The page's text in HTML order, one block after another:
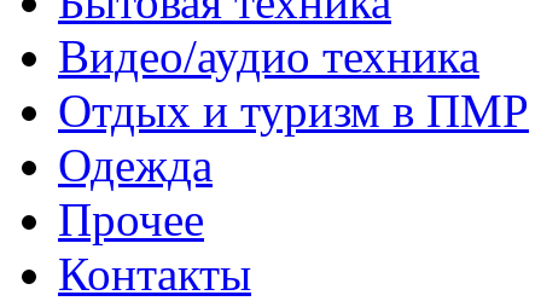
Видео/аудио техника
Отдых и туризм в ПМР
Одежда
Прочее
Контакты